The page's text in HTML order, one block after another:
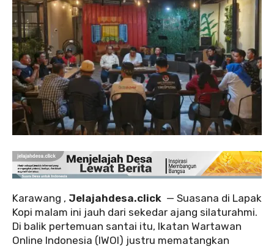
‎Karawang , Jelajahdesa.click — Suasana di Lapak
Kopi malam ini jauh dari sekedar ajang silaturahmi.
Di balik pertemuan santai itu, Ikatan Wartawan
Online Indonesia (IWOI) justru mematangkan